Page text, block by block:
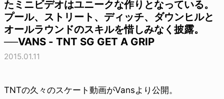
たミニビデオはユニークな作りとなっている。
プール、ストリート、ディッチ、ダウンヒルと
オールラウンドのスキルを惜しみなく披露。
──VANS - TNT SG GET A GRIP
2015.01.11
TNTの久々のスケート動画がVansより公開。